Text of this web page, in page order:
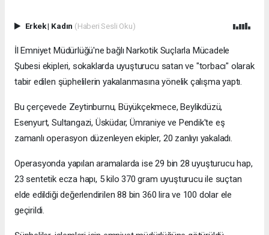
Erkek| Kadın (Haberi Sesli Oku)
İl Emniyet Müdürlüğü'ne bağlı Narkotik Suçlarla Mücadele
Şubesi ekipleri, sokaklarda uyuşturucu satan ve "torbacı" olarak
tabir edilen şüphelilerin yakalanmasına yönelik çalışma yaptı.
Bu çerçevede Zeytinburnu, Büyükçekmece, Beylikdüzü,
Esenyurt, Sultangazi, Üsküdar, Ümraniye ve Pendik'te eş
zamanlı operasyon düzenleyen ekipler, 20 zanlıyı yakaladı.
Operasyonda yapılan aramalarda ise 29 bin 28 uyuşturucu hap,
23 sentetik ecza hapı, 5 kilo 370 gram uyuşturucu ile suçtan
elde edildiği değerlendirilen 88 bin 360 lira ve 100 dolar ele
geçirildi.